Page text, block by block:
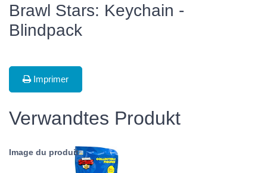
Brawl Stars: Keychain -
Blindpack
Imprimer
Verwandtes Produkt